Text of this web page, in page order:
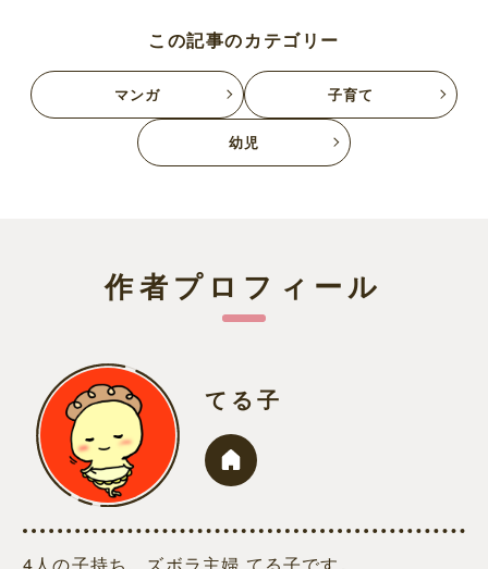
この記事のカテゴリー
マンガ 子育て
幼児
作者プロフィール
てる子